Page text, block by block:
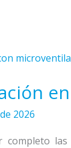
en
2026